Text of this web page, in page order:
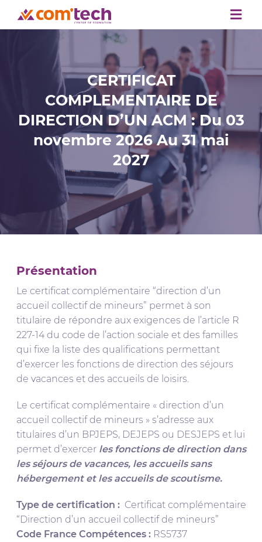
Passer
Accueil
Formations
Nous connaitre
Accompagnement
Financement
Blog
Contact
CERTIFICAT
COMPLEMENTAIRE DE
DIRECTION D’UN ACM : Du 03
novembre 2026 Au 31 mai
2027
Présentation
Le certificat complémentaire “direction d’un
accueil collectif de mineurs” permet à son
titulaire de répondre aux exigences de l’article R
227-14 du code de l’action sociale et des familles
qui fixe la liste des qualifications permettant
d’exercer les fonctions de direction des séjours
de vacances et des accueils de loisirs.
Le certificat complémentaire « direction d’un
accueil collectif de mineurs » s’adresse aux
titulaires d’un BPJEPS, DEJEPS ou DESJEPS et lui
permet d’exercer les fonctions de direction dans
les séjours de vacances, les accueils sans
hébergement et les accueils de scoutisme.
Type de certification :Certificat complémentaire
“Direction d’un accueil collectif de mineurs”
Code France Compétences : RS5737